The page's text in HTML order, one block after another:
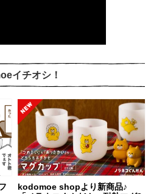
イチオシ！
kodomoe shopより新商品♪